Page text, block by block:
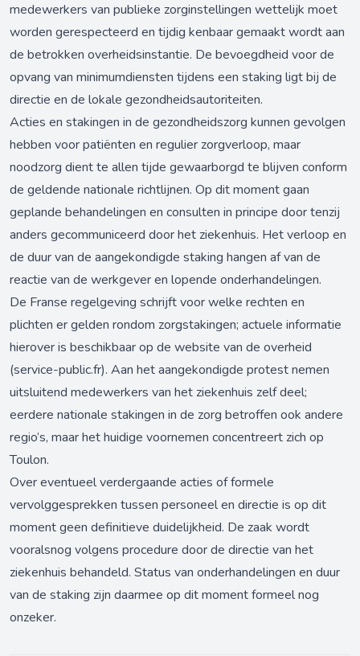
medewerkers van publieke zorginstellingen wettelijk moet
worden gerespecteerd en tijdig kenbaar gemaakt wordt aan
de betrokken overheidsinstantie. De bevoegdheid voor de
opvang van minimumdiensten tijdens een staking ligt bij de
directie en de lokale gezondheidsautoriteiten.
Acties en stakingen in de gezondheidszorg kunnen gevolgen
hebben voor patiënten en regulier zorgverloop, maar
noodzorg dient te allen tijde gewaarborgd te blijven conform
de geldende nationale richtlijnen. Op dit moment gaan
geplande behandelingen en consulten in principe door tenzij
anders gecommuniceerd door het ziekenhuis. Het verloop en
de duur van de aangekondigde staking hangen af van de
reactie van de werkgever en lopende onderhandelingen.
De Franse regelgeving schrijft voor welke rechten en
plichten er gelden rondom zorgstakingen; actuele informatie
hierover is beschikbaar op de website van de overheid
(service-public.fr). Aan het aangekondigde protest nemen
uitsluitend medewerkers van het ziekenhuis zelf deel;
eerdere nationale stakingen in de zorg betroffen ook andere
regio’s, maar het huidige voornemen concentreert zich op
Toulon.
Over eventueel verdergaande acties of formele
vervolggesprekken tussen personeel en directie is op dit
moment geen definitieve duidelijkheid. De zaak wordt
vooralsnog volgens procedure door de directie van het
ziekenhuis behandeld. Status van onderhandelingen en duur
van de staking zijn daarmee op dit moment formeel nog
onzeker.